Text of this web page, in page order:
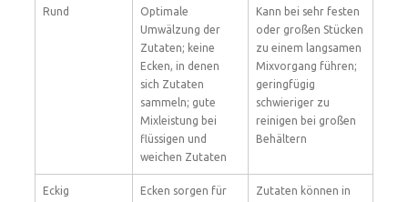
Rund
Optimale
Umwälzung der
Zutaten; keine
Ecken, in denen
sich Zutaten
sammeln; gute
Mixleistung bei
flüssigen und
weichen Zutaten
Kann bei sehr festen
oder großen Stücken
zu einem langsamen
Mixvorgang führen;
geringfügig
schwieriger zu
reinigen bei großen
Behältern
Eckig
Ecken sorgen für
Zutaten können in